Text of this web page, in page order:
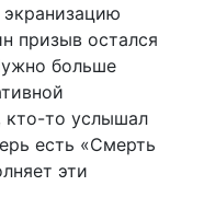
призыв остался
больше
кто-то услышал
есть «Смерть
эти